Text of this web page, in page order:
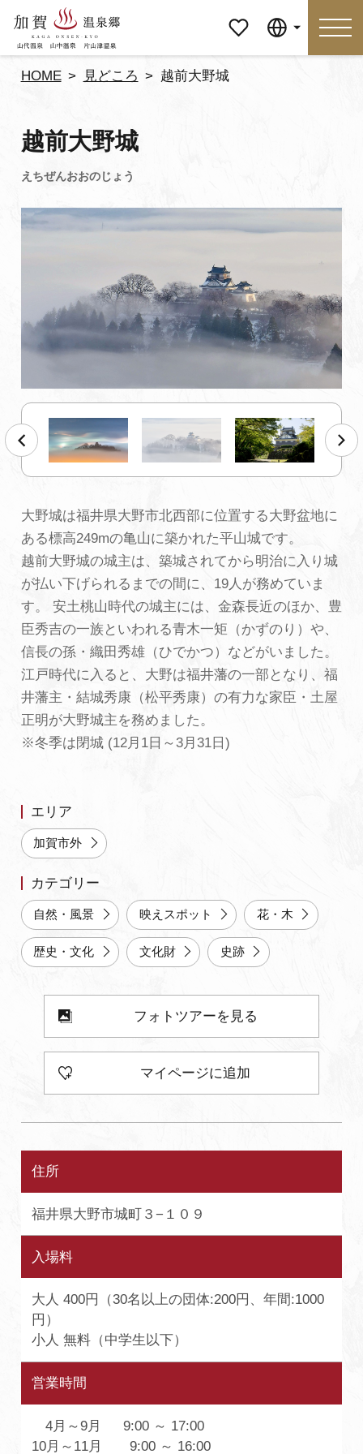
ージ
特集
見どころ 食べる
アクセス
マイページ
初めての加賀温泉郷
加賀に泊まって！北陸巡り♪
ご当地グルメ
加賀 旅先納税
FAQ
お知らせ
動画を見る
パンフレットダウンロード
写真ダウンロード
よくあるご質問・お問い合わせ
HOME 見どころ 越前大野城
越前大野城
大野城は福井県大野市北西部に位置する大野盆地に
ある標高249mの亀山に築かれた平山城です。
越前大野城の城主は、築城されてから明治に入り城
が払い下げられるまでの間に、19人が務めていま
す。 安土桃山時代の城主には、金森長近のほか、豊
臣秀吉の一族といわれる青木一矩（かずのり）や、
信長の孫・織田秀雄（ひでかつ）などがいました。
江戸時代に入ると、大野は福井藩の一部となり、福
井藩主・結城秀康（松平秀康）の有力な家臣・土屋
正明が大野城主を務めました。
※冬季は閉城 (12月1日～3月31日)
エリア
加賀市外
カテゴリー
自然・風景 映えスポット 花・木
歴史・文化 文化財 史跡
フォトツアーを見る
マイページに追加
住所
福井県大野市城町３−１０９
入場料
大人 400円（30名以上の団体:200円、年間:1000
円）
小人 無料（中学生以下）
営業時間
4月～9月 9:00 ～ 17:00
10月～11月 9:00 ～ 16:00